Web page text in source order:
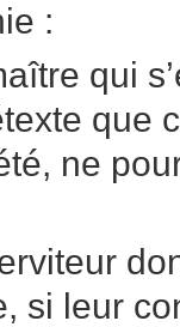
:
qui
que
ne
si leur